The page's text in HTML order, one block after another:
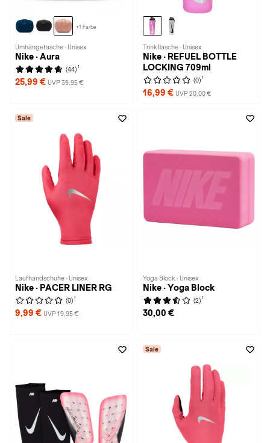
+1 Farbe
Umhängetasche · Unisex
Nike · Aura
(44) 1
25,99 € UVP 39,95 €
Trinkflasche · Unisex
Nike · REFUEL BOTTLE
LOCKING 709ml
(0) 1
16,99 € UVP 20,00 €
Sale
Laufhandschuhe · Unisex
Nike · PACER LINER RG
(0) 1
9,99 € UVP 19,95 €
Yoga Block · Unisex
Nike · Yoga Block
(2) 1
30,00 €
Sale